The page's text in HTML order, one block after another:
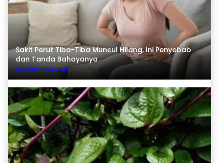
Sakit Perut Tiba-Tiba Muncul Hilang, Ini Penyebab
dan Tanda Bahayanya
21 September 2025